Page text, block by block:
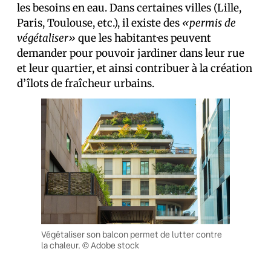
les besoins en eau. Dans certaines villes (Lille,
Paris, Toulouse, etc.), il existe des «permis de
végétaliser» que les habitant·es peuvent
demander pour pouvoir jardiner dans leur rue
et leur quartier, et ainsi contribuer à la création
d’îlots de fraîcheur urbains.
Végétaliser son balcon permet de lutter contre
la chaleur. © Adobe stock